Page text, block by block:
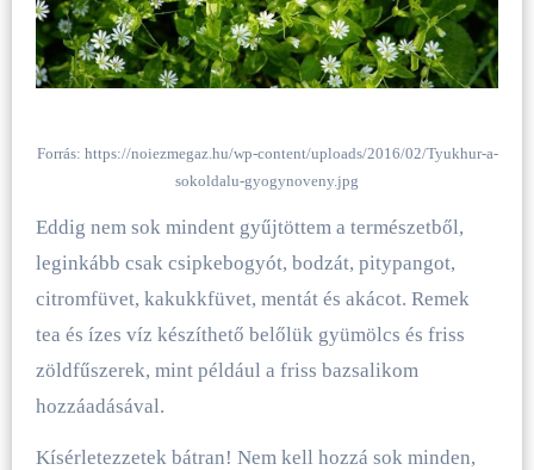
Forrás: https://noiezmegaz.hu/wp-content/uploads/2016/02/Tyukhur-a-
sokoldalu-gyogynoveny.jpg
Eddig nem sok mindent gyűjtöttem a természetből,
leginkább csak csipkebogyót, bodzát, pitypangot,
citromfüvet, kakukkfüvet, mentát és akácot. Remek
tea és ízes víz készíthető belőlük gyümölcs és friss
zöldfűszerek, mint például a friss bazsalikom
hozzáadásával.
Kísérletezzetek bátran! Nem kell hozzá sok minden,